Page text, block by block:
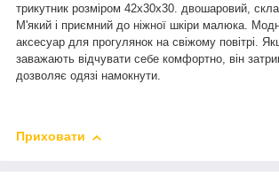
трикутник розміром 42х30х30. двошаровий,
М'який і приємний до ніжної шкіри малюка.
аксесуар для прогулянок на свіжому повітрі.
заважають відчувати себе комфортно, він
дозволяє одязі намокнути.
Приховати